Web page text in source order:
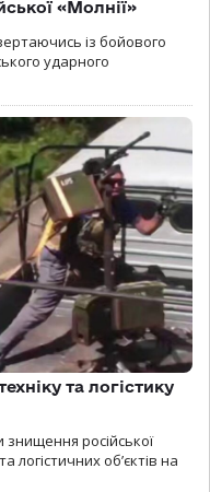
«Молнії»
із бойового
ударного
та логістику
російської
логістичних об’єктів на